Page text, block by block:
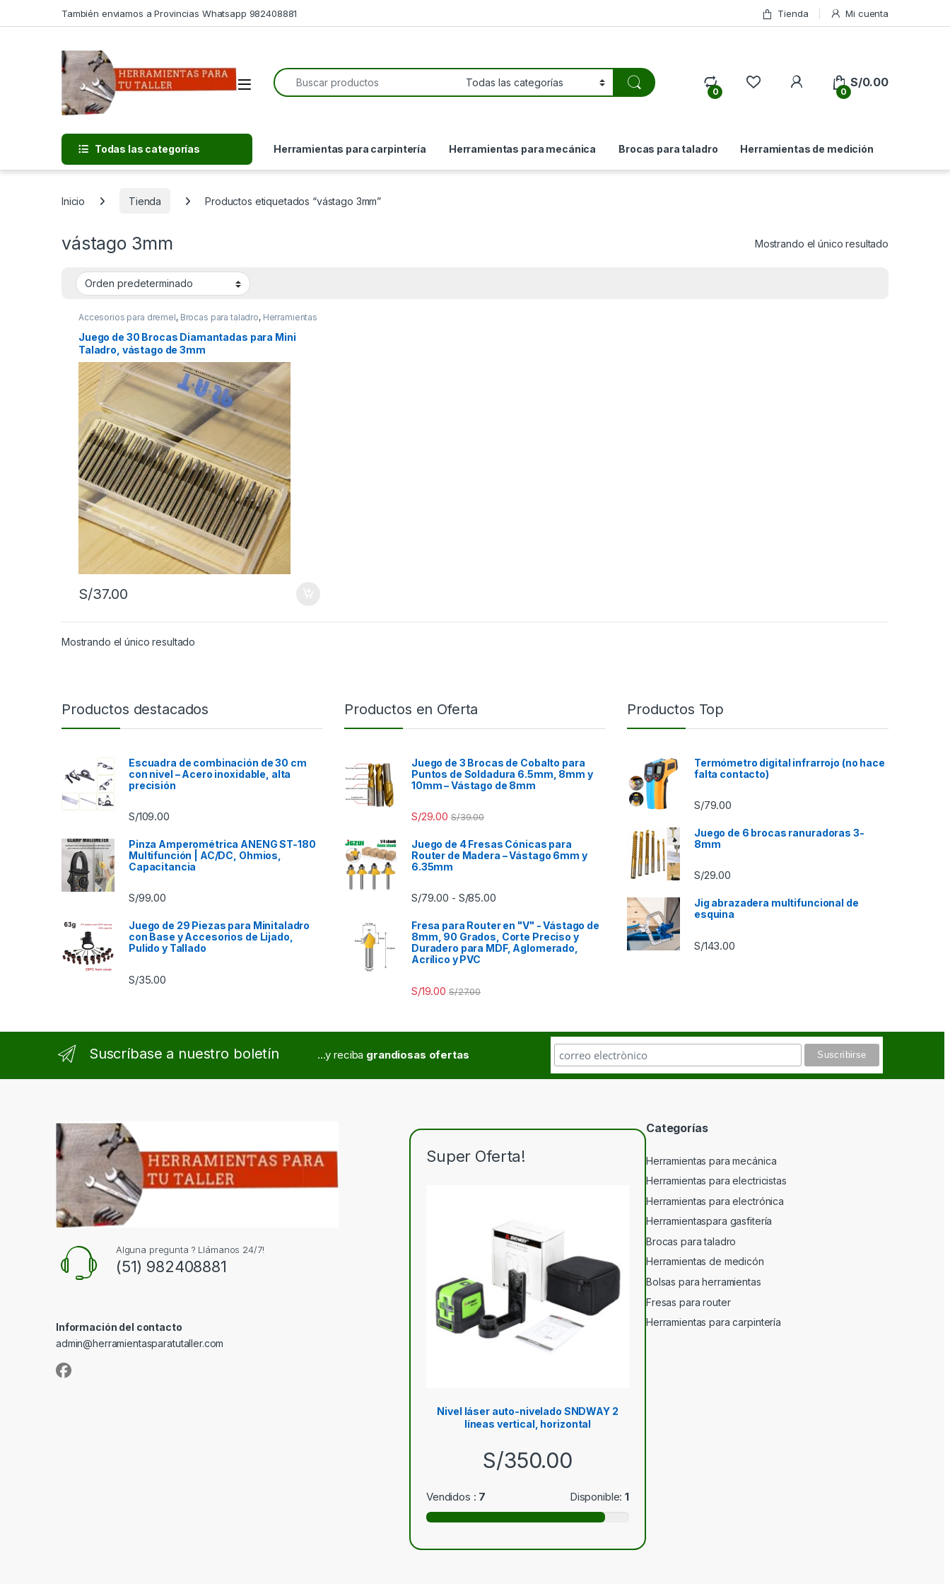
También enviamos a Provincias Whatsapp 982408881 Tienda Mi cuenta
Open
Search for:
0
My Account
0
S/0.00
Todas las categorías Herramientas para carpintería Herramientas para mecánica Brocas para taladro Herramientas de medición
Inicio Tienda Productos etiquetados “vástago 3mm”
vástago 3mm Mostrando el único resultado
Accesorios para dremel, Brocas para taladro, Herramientas
Herramientas para carpintería
mecánica
Juego de 30 Brocas Diamantadas para Mini
Taladro, vástago de 3mm
S/37.00
Mostrando el único resultado
Productos destacados
Escuadra de combinación de 30 cm
con nivel – Acero inoxidable, alta
precisión
S/109.00
Pinza Amperométrica ANENG ST-180
Multifunción | AC/DC, Ohmios,
Capacitancia
S/99.00
Juego de 29 Piezas para Minitaladro
con Base y Accesorios de Lijado,
Pulido y Tallado
S/35.00
Productos en Oferta
Juego de 3 Brocas de Cobalto para
Puntos de Soldadura 6.5mm, 8mm y
10mm – Vástago de 8mm
S/29.00 S/39.00
Juego de 4 Fresas Cónicas para
Router de Madera – Vástago 6mm y
6.35mm
S/79.00 - S/85.00Rango de precios: desde S/79.00 hasta S/85.00
Fresa para Router en "V" - Vástago de
8mm, 90 Grados, Corte Preciso y
Duradero para MDF, Aglomerado,
Acrílico y PVC
S/19.00 S/27.00
Productos Top
Termómetro digital infrarrojo (no hace
falta contacto)
S/79.00
Juego de 6 brocas ranuradoras 3-
8mm
S/29.00
Jig abrazadera multifuncional de
esquina
S/143.00
Suscríbase a nuestro boletín ...y reciba grandiosas ofertas
Alguna pregunta ? Llámanos 24/7!
(51) 982408881
Información del contacto
admin@herramientasparatutaller.com
Super Oferta!
Nivel láser auto-nivelado SNDWAY 2
líneas vertical, horizontal
S/350.00
Vendidos : 7 Disponible:1
Categorías
Herramientas para mecánica
Herramientas para electricistas
Herramientas para electrónica
Herramientaspara gasfitería
Brocas para taladro
Herramientas de medicón
Bolsas para herramientas
Fresas para router
Herramientas para carpintería